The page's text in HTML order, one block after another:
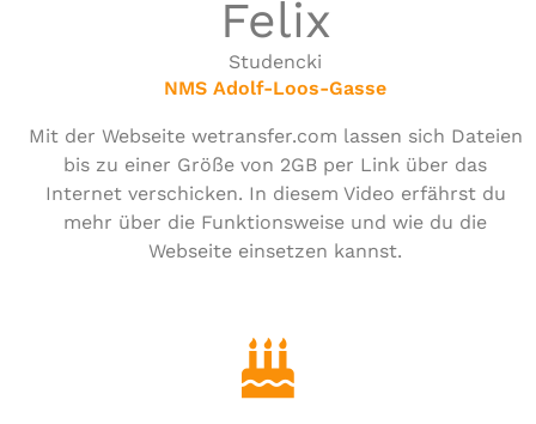
Felix
Studencki
NMS Adolf-Loos-Gasse
Mit der Webseite wetrans​fer​.com lassen sich Dateien
bis zu einer Größe von 2GB per Link über das
Internet ver­schi­cken. In diesem Video erfährst du
mehr über die Funk­ti­ons­wei­se und wie du die
Webseite einsetzen kannst.